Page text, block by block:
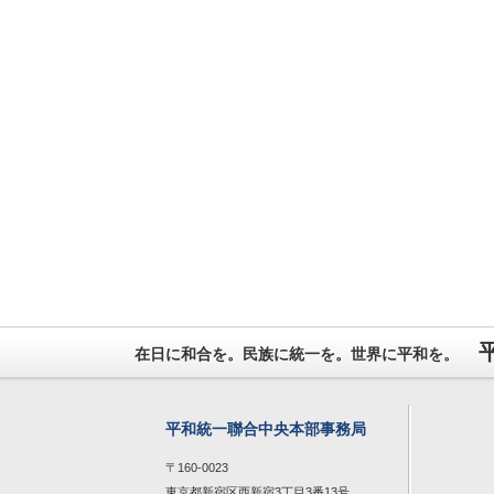
在日に和合を。民族に統一を。世界に平和を。
平和統一聯合中央本部事務局
〒160-0023